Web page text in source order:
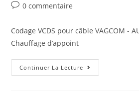
de
published:
Post0 commentaire
Codage VCDS pour câble VAGCOM -
Chauffage d’appoint
Continuer La Lecture Codage
VAGCOM